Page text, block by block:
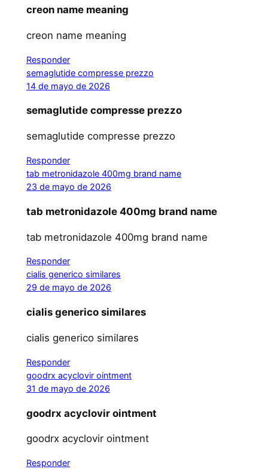
creon name meaning
creon name meaning
Responder
semaglutide compresse prezzo
14 de mayo de 2026
semaglutide compresse prezzo
semaglutide compresse prezzo
Responder
tab metronidazole 400mg brand name
23 de mayo de 2026
tab metronidazole 400mg brand name
tab metronidazole 400mg brand name
Responder
cialis generico similares
29 de mayo de 2026
cialis generico similares
cialis generico similares
Responder
goodrx acyclovir ointment
31 de mayo de 2026
goodrx acyclovir ointment
goodrx acyclovir ointment
Responder